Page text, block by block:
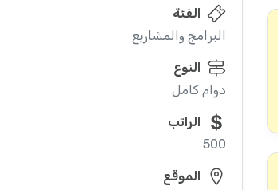
الفئة
البرامج والمشاريع
النوع
دوام كامل
الراتب
500
الموقع